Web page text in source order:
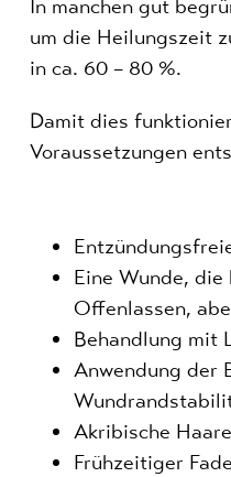
In manchen gut
um die Heilungszeit
in ca. 60 – 80 %.
Damit dies
Voraussetzungen
Eine Wunde,
Offenlassen,
Behandlung mit
Anwendung der
Akribische
Frühzeitiger